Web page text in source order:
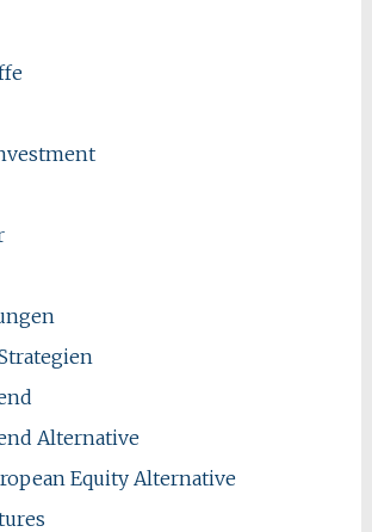
Alternative
Equity Alternative